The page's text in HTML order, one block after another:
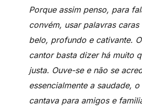
Porque assim penso, para
convém, usar palavras
belo, profundo e cativante.
cantor basta dizer há muito
justa. Ouve-se e não se
essencialmente a saudade,
cantava para amigos e